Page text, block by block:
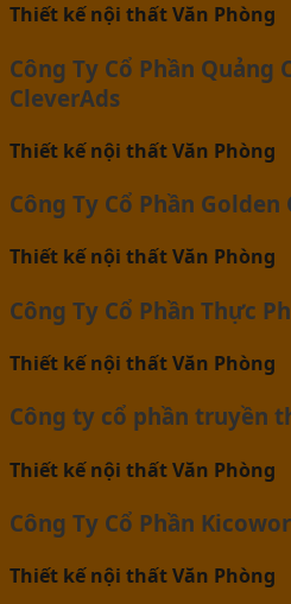
Thiết kế nội thất Văn Phòng
Công Ty Cổ Phần Quảng
CleverAds
Thiết kế nội thất Văn Phòng
Công Ty Cổ Phần Golden
Thiết kế nội thất Văn Phòng
Công Ty Cổ Phần Thực
Thiết kế nội thất Văn Phòng
Công ty cổ phần truyền
Thiết kế nội thất Văn Phòng
Công Ty Cổ Phần
Thiết kế nội thất Văn Phòng